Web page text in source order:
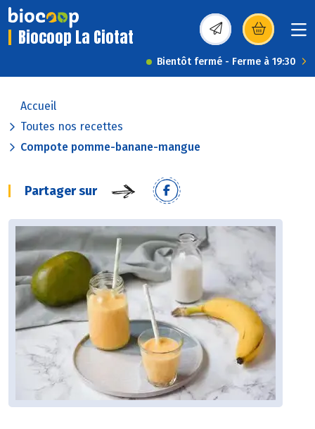
Biocoop La Ciotat (s’ouvre dans une
Bientôt fermé - Ferme à 19:30
Accueil
Toutes nos recettes
Compote pomme-banane-mangue
Partager sur